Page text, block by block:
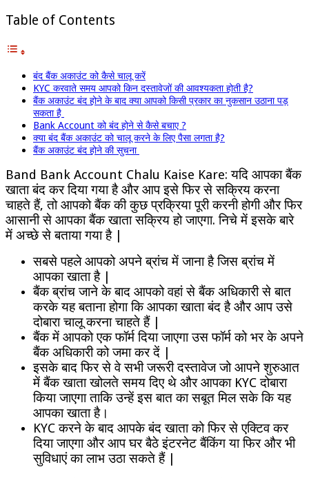
Table of Contents
बंद बैंक अकाउंट को कैसे चालू करें
KYC करवाते समय आपको किन दस्तावेजों की आवश्यकता होती है?
बैंक अकाउंट बंद होने के बाद क्या आपको किसी प्रकार का नुकसान उठाना पड़
सकता है
Bank Account को बंद होने से कैसे बचाए ?
क्या बंद बैंक अकाउंट को चालू करने के लिए पैसा लगता है?
बैंक अकाउंट बंद होने की सुचना
Band Bank Account Chalu Kaise Kare: यदि आपका बैंक
खाता बंद कर दिया गया है और आप इसे फिर से सक्रिय करना
चाहते हैं, तो आपको बैंक की कुछ प्रक्रिया पूरी करनी होगी और फिर
आसानी से आपका बैंक खाता सक्रिय हो जाएगा. निचे में इसके बारे
में अच्छे से बताया गया है |
सबसे पहले आपको अपने ब्रांच में जाना है जिस ब्रांच में
आपका खाता है |
बैंक ब्रांच जाने के बाद आपको वहां से बैंक अधिकारी से बात
करके यह बताना होगा कि आपका खाता बंद है और आप उसे
दोबारा चालू करना चाहते हैं |
बैंक में आपको एक फॉर्म दिया जाएगा उस फॉर्म को भर के अपने
बैंक अधिकारी को जमा कर दें |
इसके बाद फिर से वे सभी जरूरी दस्तावेज जो आपने शुरुआत
में बैंक खाता खोलते समय दिए थे और आपका KYC दोबारा
किया जाएगा ताकि उन्हें इस बात का सबूत मिल सके कि यह
आपका खाता है।
KYC करने के बाद आपके बंद खाता को फिर से एक्टिव कर
दिया जाएगा और आप घर बैठे इंटरनेट बैंकिंग या फिर और भी
सुविधाएं का लाभ उठा सकते हैं |